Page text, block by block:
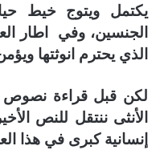
يكتمل ويتوج خيط
الجنسين، وفي اطار
الذي يحترم انوثتها
لكن قبل قراءة نصوص
الأنثى ننتقل للنص
إنسانية كبرى في هذا